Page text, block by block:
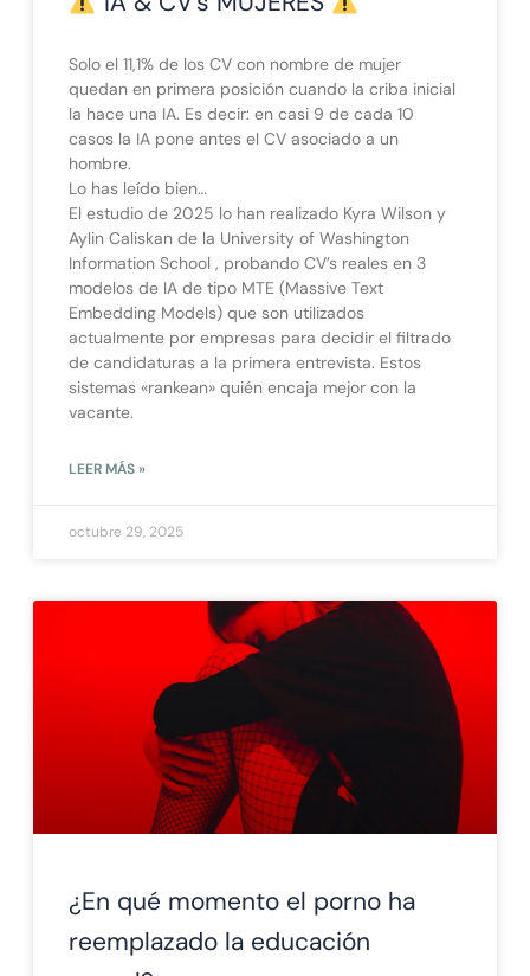
Solo el 11,1% de los CV con nombre de mujer
quedan en primera posición cuando la criba inicial
la hace una IA. Es decir: en casi 9 de cada 10
casos la IA pone antes el CV asociado a un
hombre.
Lo has leído bien…
El estudio de 2025 lo han realizado Kyra Wilson y
Aylin Caliskan de la University of Washington
Information School , probando CV’s reales en 3
modelos de IA de tipo MTE (Massive Text
Embedding Models) que son utilizados
actualmente por empresas para decidir el filtrado
de candidaturas a la primera entrevista. Estos
sistemas «rankean» quién encaja mejor con la
vacante.
LEER MÁS »
octubre 29, 2025
¿En qué momento el porno ha
reemplazado la educación